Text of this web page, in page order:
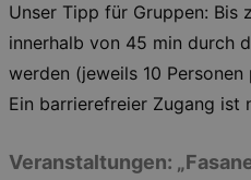
Unser Tipp für Gruppen: Bis
innerhalb von 45 min durch
werden (jeweils 10 Personen
Ein barrierefreier Zugang ist
Veranstaltungen: